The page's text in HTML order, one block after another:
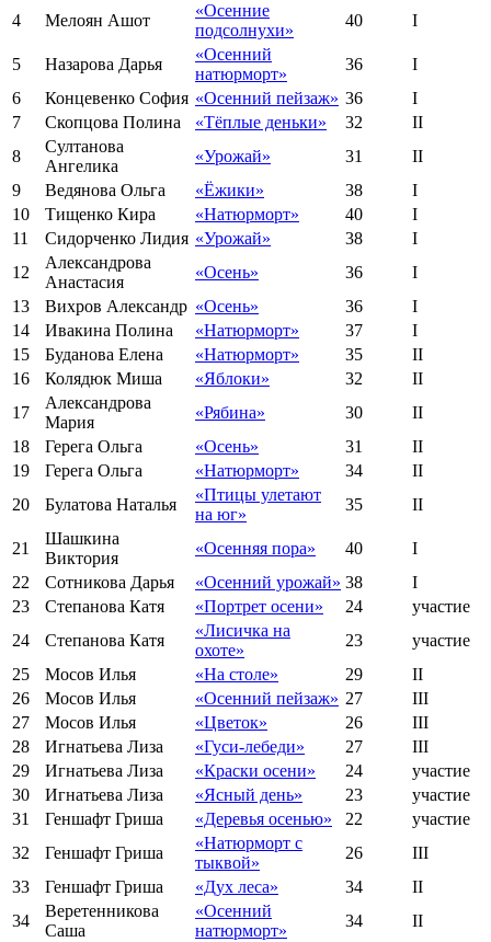
4
Мелоян Ашот
«Осенние
подсолнухи»
40 I
5 Назарова Дарья
«Осенний
натюрморт»
36
I
6
Концевенко София «Осенний пейзаж» 36
I
7
Скопцова Полина «Тёплые деньки» 32
II
8
Султанова
Ангелика
«Урожай» 31
II
9
Ведянова Ольга «Ёжики» 38
I
10
Тищенко Кира «Натюрморт» 40
I
11
Сидорченко Лидия «Урожай» 38
I
12
Александрова
Анастасия
«Осень» 36
I
13
Вихров Александр «Осень» 36
I
14
Ивакина Полина «Натюрморт» 37
I
15
Буданова Елена «Натюрморт» 35
II
16
Колядюк Миша «Яблоки» 32
II
17
Александрова
Мария
«Рябина» 30
II
18
Герега Ольга «Осень» 31
II
19
Герега Ольга «Натюрморт» 34
II
20
Булатова Наталья
«Птицы улетают
на юг»
35 II
21
Шашкина
Виктория
«Осенняя пора» 40
I
22
Сотникова Дарья «Осенний урожай» 38
I
23
Степанова Катя «Портрет осени» 24
участие
24
Степанова Катя
«Лисичка на
охоте»
23
участие
25
Мосов Илья «На столе» 29
II
26
Мосов Илья «Осенний пейзаж» 27
III
27
Мосов Илья «Цветок» 26
III
28
Игнатьева Лиза «Гуси-лебеди» 27
III
29
Игнатьева Лиза «Краски осени» 24
участие
30
Игнатьева Лиза «Ясный день» 23
участие
31
Геншафт Гриша «Деревья осенью» 22
участие
32
Геншафт Гриша
«Натюрморт с
тыквой»
26
III
33
Геншафт Гриша «Дух леса» 34
II
34
Веретенникова
Саша
«Осенний
натюрморт»
34
II